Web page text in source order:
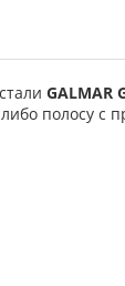
GALMAR
полосу с